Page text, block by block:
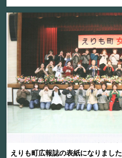
えりも町広報誌の表紙になりました